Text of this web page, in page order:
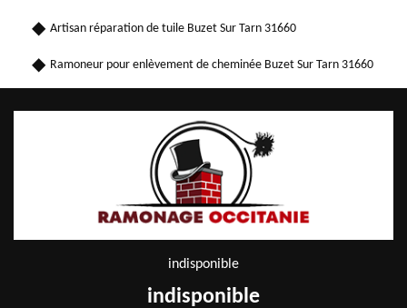
Artisan réparation de tuile Buzet Sur Tarn 31660
Ramoneur pour enlèvement de cheminée Buzet Sur Tarn 31660
indisponible
indisponible